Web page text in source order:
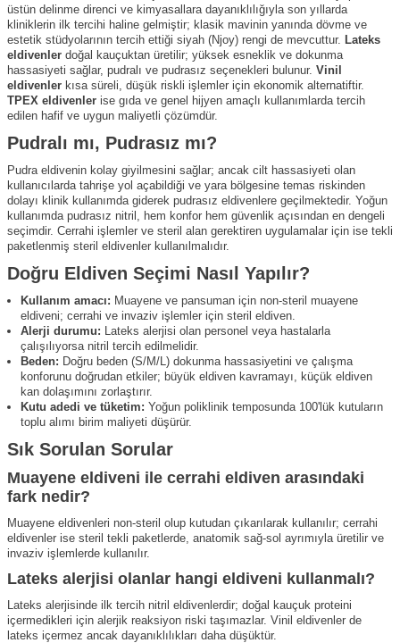
üstün delinme direnci ve kimyasallara dayanıklılığıyla son yıllarda
kliniklerin ilk tercihi haline gelmiştir; klasik mavinin yanında dövme ve
estetik stüdyolarının tercih ettiği siyah (Njoy) rengi de mevcuttur. Lateks
eldivenler doğal kauçuktan üretilir; yüksek esneklik ve dokunma
hassasiyeti sağlar, pudralı ve pudrasız seçenekleri bulunur. Vinil
eldivenler kısa süreli, düşük riskli işlemler için ekonomik alternatiftir.
TPEX eldivenler ise gıda ve genel hijyen amaçlı kullanımlarda tercih
edilen hafif ve uygun maliyetli çözümdür.
Pudralı mı, Pudrasız mı?
Pudra eldivenin kolay giyilmesini sağlar; ancak cilt hassasiyeti olan
kullanıcılarda tahrişe yol açabildiği ve yara bölgesine temas riskinden
dolayı klinik kullanımda giderek pudrasız eldivenlere geçilmektedir. Yoğun
kullanımda pudrasız nitril, hem konfor hem güvenlik açısından en dengeli
seçimdir. Cerrahi işlemler ve steril alan gerektiren uygulamalar için ise tekli
paketlenmiş steril eldivenler kullanılmalıdır.
Doğru Eldiven Seçimi Nasıl Yapılır?
Kullanım amacı: Muayene ve pansuman için non-steril muayene
eldiveni; cerrahi ve invaziv işlemler için steril eldiven.
Alerji durumu: Lateks alerjisi olan personel veya hastalarla
çalışılıyorsa nitril tercih edilmelidir.
Beden: Doğru beden (S/M/L) dokunma hassasiyetini ve çalışma
konforunu doğrudan etkiler; büyük eldiven kavramayı, küçük eldiven
kan dolaşımını zorlaştırır.
Kutu adedi ve tüketim: Yoğun poliklinik temposunda 100'lük kutuların
toplu alımı birim maliyeti düşürür.
Sık Sorulan Sorular
Muayene eldiveni ile cerrahi eldiven arasındaki
fark nedir?
Muayene eldivenleri non-steril olup kutudan çıkarılarak kullanılır; cerrahi
eldivenler ise steril tekli paketlerde, anatomik sağ-sol ayrımıyla üretilir ve
invaziv işlemlerde kullanılır.
Lateks alerjisi olanlar hangi eldiveni kullanmalı?
Lateks alerjisinde ilk tercih nitril eldivenlerdir; doğal kauçuk proteini
içermedikleri için alerjik reaksiyon riski taşımazlar. Vinil eldivenler de
lateks içermez ancak dayanıklılıkları daha düşüktür.